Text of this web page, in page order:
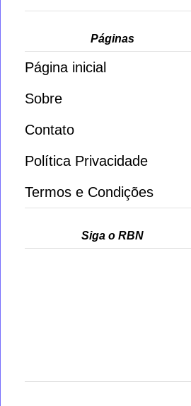
Páginas
Página inicial
Sobre
Contato
Política Privacidade
Termos e Condições
Siga o RBN